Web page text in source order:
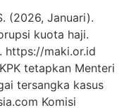
(2026, Januari).
kuota haji.
https://maki.or.id
tetapkan Menteri
tersangka kasus
Komisi